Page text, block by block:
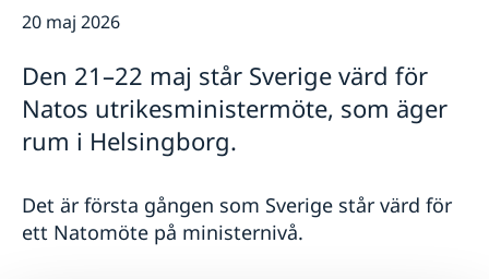
Team Sweden
Så kan du få stöd
Svenska företag i
Anmäl handelshinder
Aktuellt
Nyheter
Val till riksdagen 2026
20 maj 2026
Den 21–22 maj står Sverige värd för
Natos utrikesministermöte, som äger
rum i Helsingborg.
Det är första gången som Sverige står värd för
ett Natomöte på ministernivå.